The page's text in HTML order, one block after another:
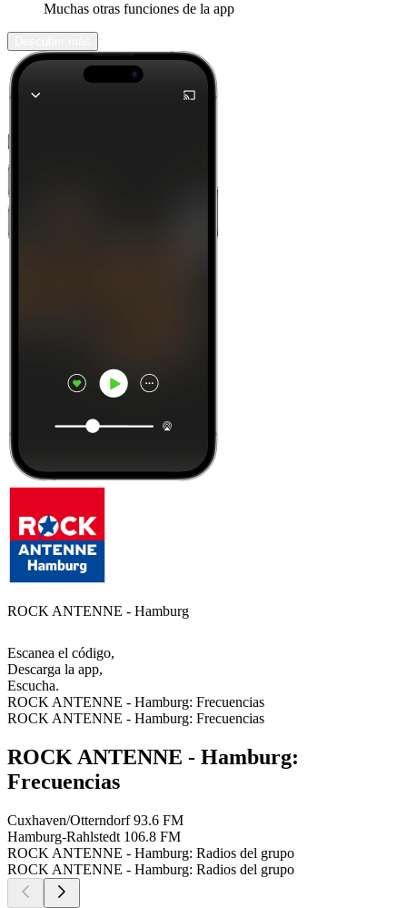
Muchas otras funciones de la app
ROCK ANTENNE - Hamburg
Escanea el código,
Descarga la app,
Escucha.
ROCK ANTENNE - Hamburg: Frecuencias
ROCK ANTENNE - Hamburg: Frecuencias
ROCK ANTENNE - Hamburg:
Frecuencias
Cuxhaven/Otterndorf 93.6 FM
Hamburg-Rahlstedt 106.8 FM
ROCK ANTENNE - Hamburg: Radios del grupo
ROCK ANTENNE - Hamburg: Radios del grupo